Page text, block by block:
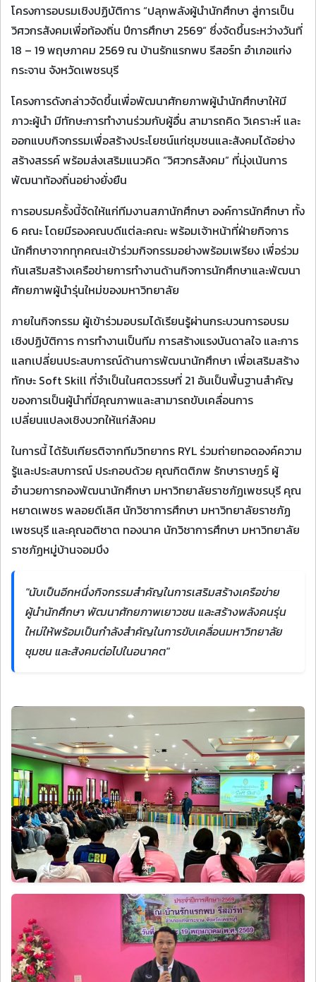
โครงการอบรมเชิงปฏิบัติการ “ปลุกพลังผู้นำนักศึกษา สู่การเป็น
วิศวกรสังคมเพื่อท้องถิ่น ปีการศึกษา 2569” ซึ่งจัดขึ้นระหว่างวันที่
18 – 19 พฤษภาคม 2569 ณ บ้านรักแรกพบ รีสอร์ท อำเภอแก่ง
กระจาน จังหวัดเพชรบุรี
โครงการดังกล่าวจัดขึ้นเพื่อพัฒนาศักยภาพผู้นำนักศึกษาให้มี
ภาวะผู้นำ มีทักษะการทำงานร่วมกับผู้อื่น สามารถคิด วิเคราะห์ และ
ออกแบบกิจกรรมเพื่อสร้างประโยชน์แก่ชุมชนและสังคมได้อย่าง
สร้างสรรค์ พร้อมส่งเสริมแนวคิด “วิศวกรสังคม” ที่มุ่งเน้นการ
พัฒนาท้องถิ่นอย่างยั่งยืน
การอบรมครั้งนี้จัดให้แก่ทีมงานสภานักศึกษา องค์การนักศึกษา ทั้ง
6 คณะ โดยมีรองคณบดีแต่ละคณะ พร้อมเจ้าหน้าที่ฝ่ายกิจการ
นักศึกษาจากทุกคณะเข้าร่วมกิจกรรมอย่างพร้อมเพรียง เพื่อร่วม
กันเสริมสร้างเครือข่ายการทำงานด้านกิจการนักศึกษาและพัฒนา
ศักยภาพผู้นำรุ่นใหม่ของมหาวิทยาลัย
ภายในกิจกรรม ผู้เข้าร่วมอบรมได้เรียนรู้ผ่านกระบวนการอบรม
เชิงปฏิบัติการ การทำงานเป็นทีม การสร้างแรงบันดาลใจ และการ
แลกเปลี่ยนประสบการณ์ด้านการพัฒนานักศึกษา เพื่อเสริมสร้าง
ทักษะ Soft Skill ที่จำเป็นในศตวรรษที่ 21 อันเป็นพื้นฐานสำคัญ
ของการเป็นผู้นำที่มีคุณภาพและสามารถขับเคลื่อนการ
เปลี่ยนแปลงเชิงบวกให้แก่สังคม
ในการนี้ ได้รับเกียรติจากทีมวิทยากร RYL ร่วมถ่ายทอดองค์ความ
รู้และประสบการณ์ ประกอบด้วย คุณกิตติภพ รักษาราษฎร์ ผู้
อำนวยการกองพัฒนานักศึกษา มหาวิทยาลัยราชภัฏเพชรบุรี คุณ
หยาดเพชร พลอยดีเลิศ นักวิชาการศึกษา มหาวิทยาลัยราชภัฏ
เพชรบุรี และคุณอติชาต ทองนาค นักวิชาการศึกษา มหาวิทยาลัย
ราชภัฏหมู่บ้านจอมบึง
"นับเป็นอีกหนึ่งกิจกรรมสำคัญในการเสริมสร้างเครือข่าย
ผู้นำนักศึกษา พัฒนาศักยภาพเยาวชน และสร้างพลังคนรุ่น
ใหม่ให้พร้อมเป็นกำลังสำคัญในการขับเคลื่อนมหาวิทยาลัย
ชุมชน และสังคมต่อไปในอนาคต"